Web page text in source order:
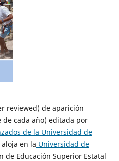
reviewed) de aparición
cada año) editada por
de la Universidad de
en la Universidad de
de Educación Superior Estatal